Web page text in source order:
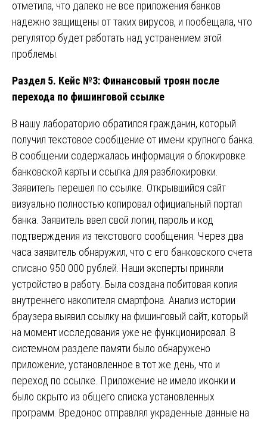
отметила, что далеко не все приложения банков
надежно защищены от таких вирусов, и пообещала, что
регулятор будет работать над устранением этой
проблемы.
Раздел 5. Кейс №3: Финансовый троян после
перехода по фишинговой ссылке
В нашу лабораторию обратился гражданин, который
получил текстовое сообщение от имени крупного банка.
В сообщении содержалась информация о блокировке
банковской карты и ссылка для разблокировки.
Заявитель перешел по ссылке. Открывшийся сайт
визуально полностью копировал официальный портал
банка. Заявитель ввел свой логин, пароль и код
подтверждения из текстового сообщения. Через два
часа заявитель обнаружил, что с его банковского счета
списано 950 000 рублей. Наши эксперты приняли
устройство в работу. Была создана побитовая копия
внутреннего накопителя смартфона. Анализ истории
браузера выявил ссылку на фишинговый сайт, который
на момент исследования уже не функционировал. В
системном разделе памяти было обнаружено
приложение, установленное в тот же день, что и
переход по ссылке. Приложение не имело иконки и
было скрыто из общего списка установленных
программ. Вредонос отправлял украденные данные на